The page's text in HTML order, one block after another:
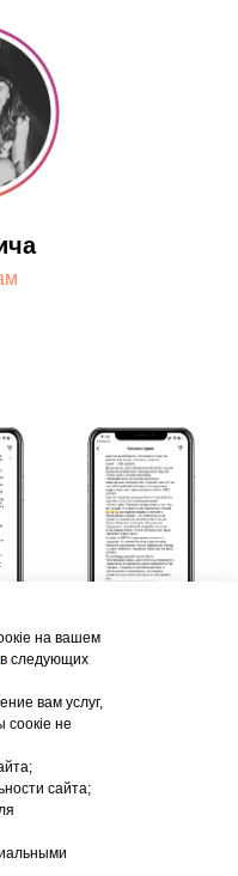
на вашем
в следующих
вам услуг,
не
сайта;
Анастасии Околот
ДАННЫХ
СОГЛАСИЕ НА